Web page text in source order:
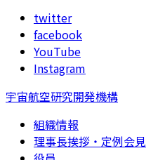
twitter
facebook
YouTube
Instagram
宇宙航空研究開発機構
組織情報
理事長挨拶・定例会見